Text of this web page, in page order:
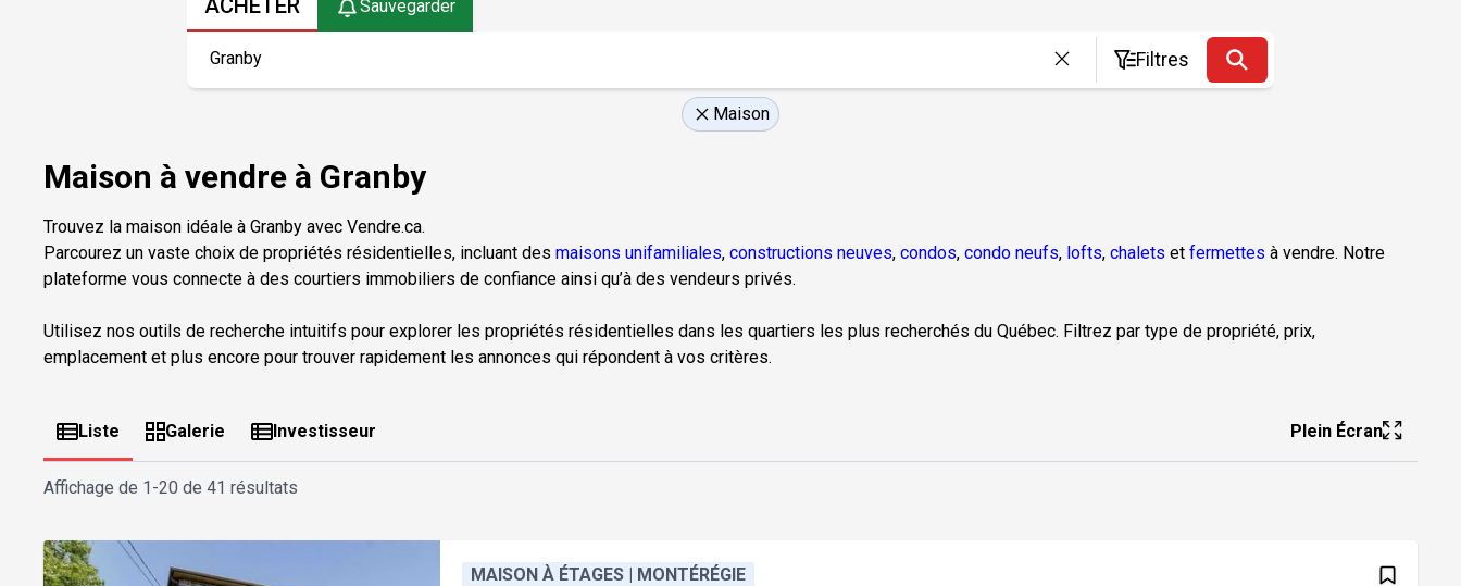
ACHETER Sauvegarder
Filtres
Maison
Maison à vendre à Granby
Trouvez la maison idéale à Granby avec Vendre.ca.
Parcourez un vaste choix de propriétés résidentielles, incluant des maisons unifamiliales, constructions neuves, condos, condo neufs, lofts, chalets et fermettes à vendre. Notre
plateforme vous connecte à des courtiers immobiliers de confiance ainsi qu’à des vendeurs privés.
Utilisez nos outils de recherche intuitifs pour explorer les propriétés résidentielles dans les quartiers les plus recherchés du Québec. Filtrez par type de propriété, prix,
emplacement et plus encore pour trouver rapidement les annonces qui répondent à vos critères.
Liste Galerie Investisseur Plein Écran
Affichage de 1-20 de 41 résultats
MAISON À ÉTAGES | MONTÉRÉGIE